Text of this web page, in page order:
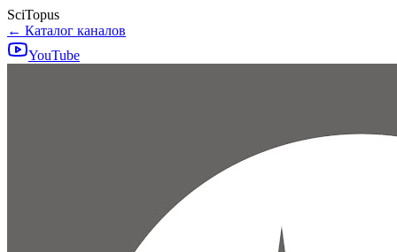
SciTopus
← Каталог каналов
YouTube